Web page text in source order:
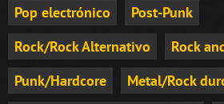
Pop electrónico
Post-Punk
Rock/Rock Alternativo
Rock
Punk/Hardcore
Metal/Rock